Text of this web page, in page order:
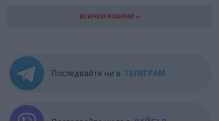
ВСИЧКИ НОВИНИ »
Последвайте ни в ТЕЛЕГРАМ